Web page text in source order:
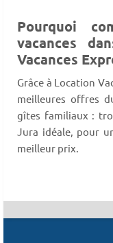
Pourquoi
vacances
Vacances
Grâce à Location
meilleures offres
gîtes familiaux :
Jura idéale, pour
meilleur prix.